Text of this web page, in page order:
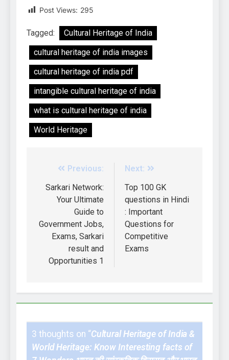
Post Views: 295
Tagged:
Cultural Heritage of India
cultural heritage of india images
cultural heritage of india pdf
intangible cultural heritage of india
what is cultural heritage of india
World Heritage
Previous:
Sarkari Network:
Your Ultimate
Guide to
Government Jobs,
Exams, Sarkari
result and
Opportunities 1
Next:
Top 100 GK
questions in Hindi
: Important
Questions for
Competitive
Exams
3 thoughts on “Cultural Heritage of India &
World Heritage: Know Interesting facts of